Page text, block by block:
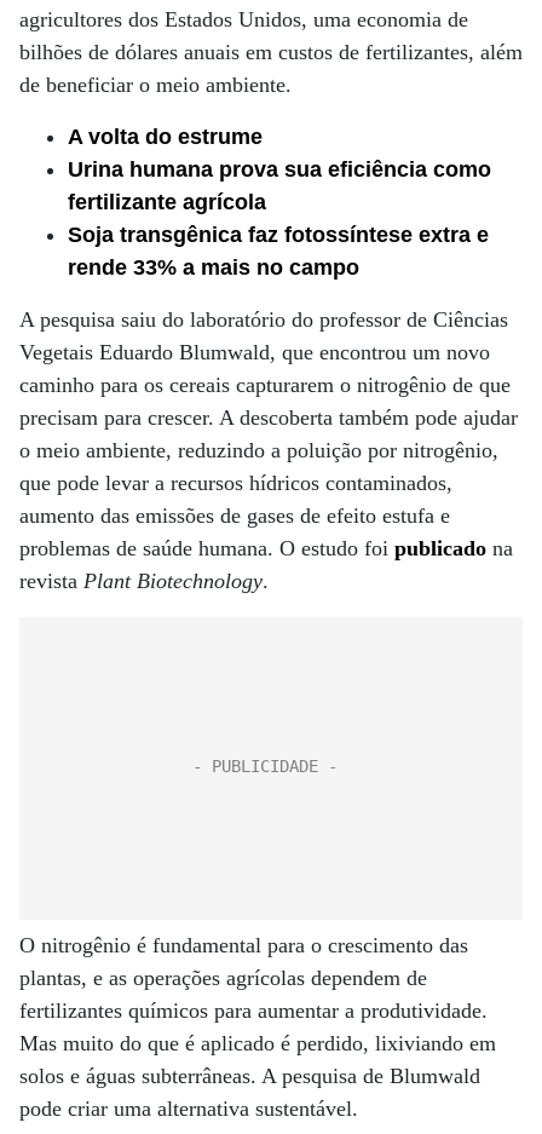
agricultores dos Estados Unidos, uma economia de
bilhões de dólares anuais em custos de fertilizantes, além
de beneficiar o meio ambiente.
A volta do estrume
Urina humana prova sua eficiência como
fertilizante agrícola
Soja transgênica faz fotossíntese extra e
rende 33% a mais no campo
A pesquisa saiu do laboratório do professor de Ciências
Vegetais Eduardo Blumwald, que encontrou um novo
caminho para os cereais capturarem o nitrogênio de que
precisam para crescer. A descoberta também pode ajudar
o meio ambiente, reduzindo a poluição por nitrogênio,
que pode levar a recursos hídricos contaminados,
aumento das emissões de gases de efeito estufa e
problemas de saúde humana. O estudo foi publicado na
revista Plant Biotechnology.
O nitrogênio é fundamental para o crescimento das
plantas, e as operações agrícolas dependem de
fertilizantes químicos para aumentar a produtividade.
Mas muito do que é aplicado é perdido, lixiviando em
solos e águas subterrâneas. A pesquisa de Blumwald
pode criar uma alternativa sustentável.